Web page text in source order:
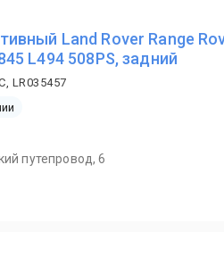
Land Rover Range
L494 508PS, задний
LR035457
путепровод, 6